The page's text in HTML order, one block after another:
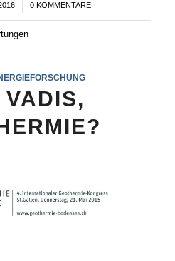
0 KOMMENTARE
VADIS,